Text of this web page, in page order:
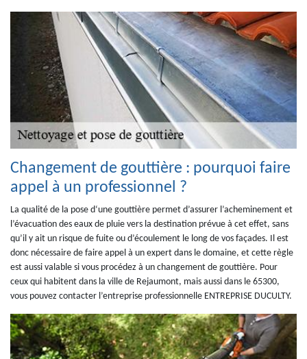
Changement de gouttière : pourquoi faire
appel à un professionnel ?
La qualité de la pose d‘une gouttière permet d’assurer l’acheminement et
l’évacuation des eaux de pluie vers la destination prévue à cet effet, sans
qu’il y ait un risque de fuite ou d’écoulement le long de vos façades. Il est
donc nécessaire de faire appel à un expert dans le domaine, et cette règle
est aussi valable si vous procédez à un changement de gouttière. Pour
ceux qui habitent dans la ville de Rejaumont, mais aussi dans le 65300,
vous pouvez contacter l’entreprise professionnelle ENTREPRISE DUCULTY.